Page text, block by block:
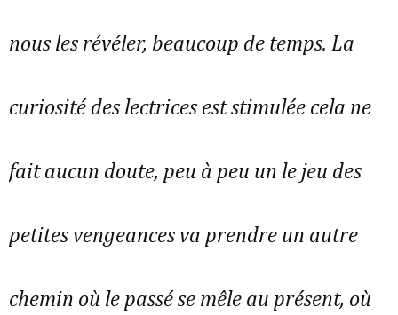
nous les révéler, beaucoup de temps. La
curiosité des lectrices est stimulée cela ne
fait aucun doute, peu à peu un le jeu des
petites vengeances va prendre un autre
chemin où le passé se mêle au présent, où